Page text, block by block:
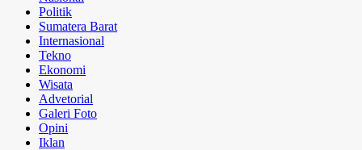
Politik
Sumatera Barat
Internasional
Tekno
Ekonomi
Wisata
Advetorial
Galeri Foto
Opini
Iklan